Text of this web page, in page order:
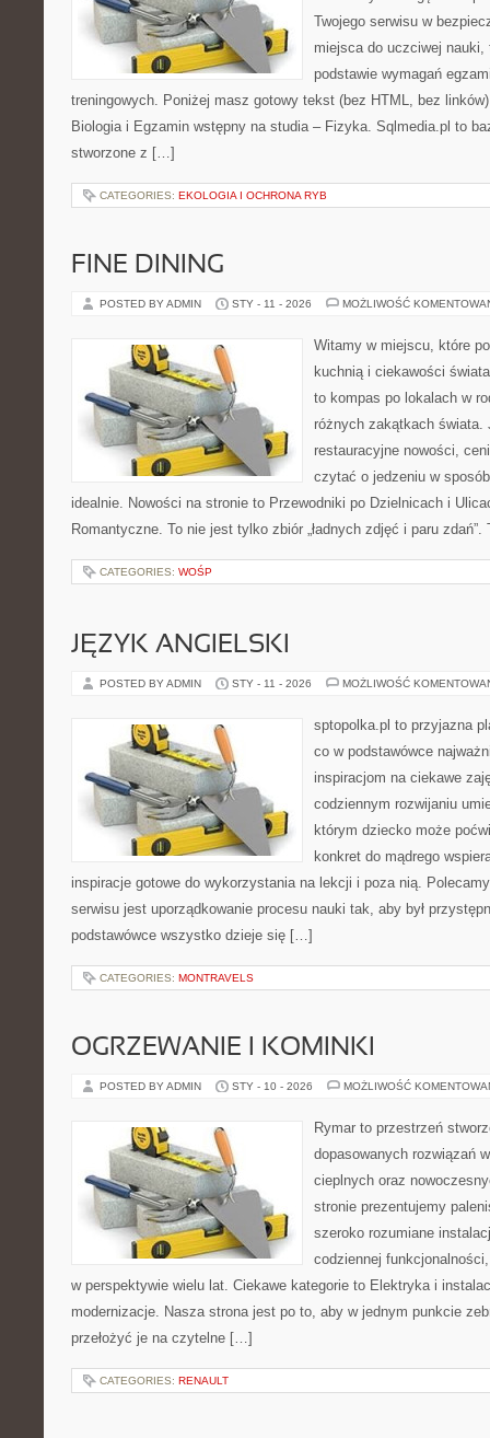
Twojego serwisu w
miejsca do uczciwej nauki,
podstawie wymagań
treningowych. Poniżej masz gotowy tekst (bez HTML, bez
Biologia i Egzamin wstępny na studia – Fizyka. Sqlmedia.pl to
stworzone z […]
CATEGORIES: EKOLOGIA I OCHRONA RYB
FINE DINING
POSTED BY ADMIN STY - 11 - 2026 MOŻLIWOŚĆ
Witamy w miejscu, które
kuchnią i ciekawości
to kompas po lokalach w
różnych zakątkach świata.
restauracyjne nowości,
czytać o jedzeniu w
idealnie. Nowości na stronie to Przewodniki po Dzielnicach i
Romantyczne. To nie jest tylko zbiór „ładnych zdjęć i paru
CATEGORIES: WOŚP
JĘZYK ANGIELSKI
POSTED BY ADMIN STY - 11 - 2026 MOŻLIWOŚĆ
sptopolka.pl to przyjazna
co w podstawówce
inspiracjom na ciekawe
codziennym rozwijaniu
którym dziecko może
konkret do mądrego
inspiracje gotowe do wykorzystania na lekcji i poza nią.
serwisu jest uporządkowanie procesu nauki tak, aby był
podstawówce wszystko dzieje się […]
CATEGORIES: MONTRAVELS
OGRZEWANIE I KOMINKI
POSTED BY ADMIN STY - 10 - 2026 MOŻLIWOŚĆ
Rymar to przestrzeń
dopasowanych rozwiązań
cieplnych oraz
stronie prezentujemy
szeroko rozumiane
codziennej
w perspektywie wielu lat. Ciekawe kategorie to Elektryka i
modernizacje. Nasza strona jest po to, aby w jednym punkcie
przełożyć je na czytelne […]
CATEGORIES: RENAULT